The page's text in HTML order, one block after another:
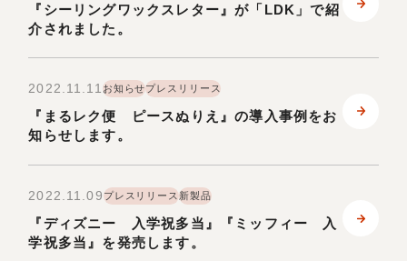
『シーリングワックスレター』が「LDK」で紹
介されました。
2022.11.11お知らせプレスリリース
『まるレク便 ピースぬりえ』の導入事例をお
知らせします。
2022.11.09プレスリリース新製品
『ディズニー 入学祝多当』『ミッフィー 入
学祝多当』を発売します。